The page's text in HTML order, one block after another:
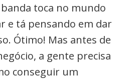
toca no mundo
e tá pensando em dar
Ótimo! Mas antes de
a gente precisa
conseguir um